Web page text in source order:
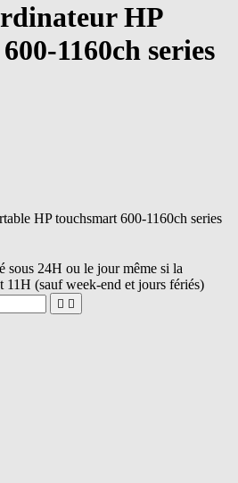
HP
1160ch series
HP touchsmart 600-1160ch series
sous 24H ou le jour même si la
11H (sauf week-end et jours fériés)
 